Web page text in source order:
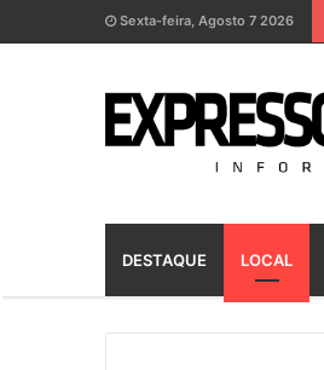
Sexta-feira, Agosto 7 2026
DESTAQUE LOCAL